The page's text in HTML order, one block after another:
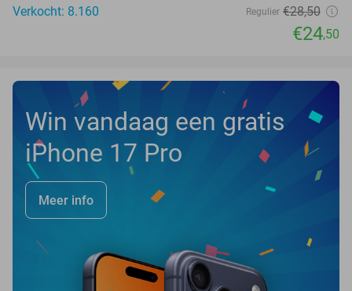
Verkocht: 8.160
Regulier €28,50
€24,50
Win vandaag een gratis
iPhone 17 Pro
Meer info